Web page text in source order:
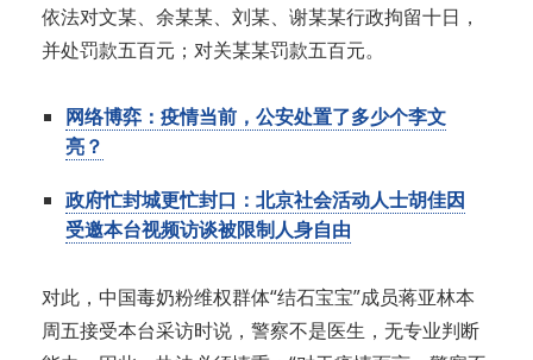
依法对文某、余某某、刘某、谢某某行政拘留十日，
并处罚款五百元；对关某某罚款五百元。
网络博弈：疫情当前，公安处置了多少个李文
亮？
政府忙封城更忙封口：北京社会活动人士胡佳因
受邀本台视频访谈被限制人身自由
对此，中国毒奶粉维权群体“结石宝宝”成员蒋亚林本
周五接受本台采访时说，警察不是医生，无专业判断